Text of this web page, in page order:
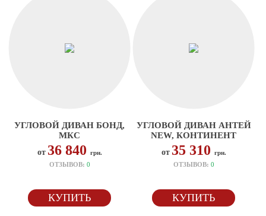
УГЛОВОЙ ДИВАН БОНД,
МКС
от 36 840 грн.
ОТЗЫВОВ: 0
КУПИТЬ
УГЛОВОЙ ДИВАН АНТЕЙ
NEW, КОНТИНЕНТ
от 35 310 грн.
ОТЗЫВОВ: 0
КУПИТЬ